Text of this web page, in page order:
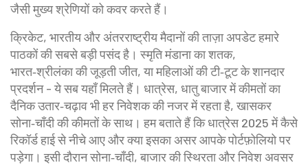
जैसी मुख्य श्रेणियों को कवर करते हैं।
क्रिकेट, भारतीय और अंतरराष्ट्रीय मैदानों की ताज़ा अपडेटहमारे
पाठकों की सबसे बड़ी पसंद है। स्मृति मंडाना का शतक,
भारत‑श्रीलंका की जूड़ती जीत, या महिलाओं की टी‑टूट के शानदार
प्रदर्शन - ये सब यहाँ मिलते हैं। धात्रेस, धातु बाजार में कीमतों का
दैनिक उतार‑चढ़ावभी हर निवेशक की नजर में रहता है, खासकर
सोना‑चाँदी की कीमतों के साथ। हम बताते हैं कि धात्रेस 2025 में कैसे
रिकॉर्ड हाई से नीचे आए और क्या इसका असर आपके पोर्टफ़ोलियो पर
पड़ेगा। इसी दौरानसोना‑चाँदी,बाजार की स्थिरता और निवेश अवसर